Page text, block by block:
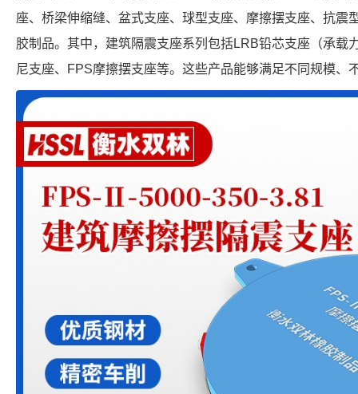
座、桥梁伸缩缝、盆式支座、球型支座、摩擦摆支座、抗震
胶制品。其中，建筑隔震支座系列包括LRB铅芯支座（承载
尼支座、FPS摩擦摆支座等。这些产品能够满足不同规模、